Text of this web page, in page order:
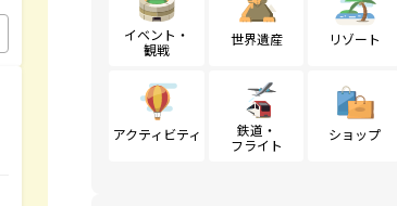
イベント・
観戦
世界遺産 リゾート
アクティビティ
鉄道・
フライト
ショップ